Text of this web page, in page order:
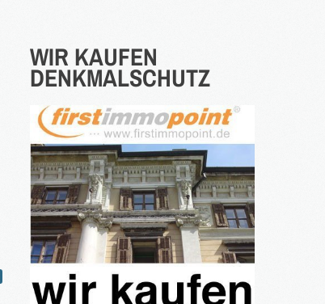
WIR KAUFEN
DENKMALSCHUTZ